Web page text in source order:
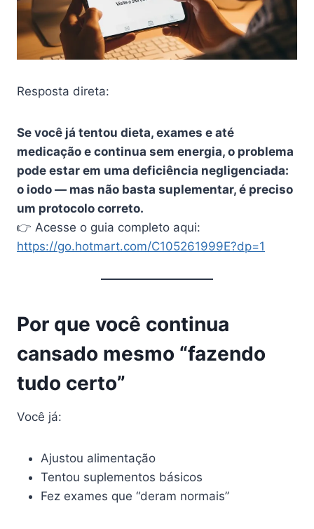
Resposta direta:
Se você já tentou dieta, exames e até
medicação e continua sem energia, o problema
pode estar em uma deficiência negligenciada:
o iodo — mas não basta suplementar, é preciso
um protocolo correto.
👉 Acesse o guia completo aqui:
https://go.hotmart.com/C105261999E?dp=1
Por que você continua
cansado mesmo “fazendo
tudo certo”
Você já:
Ajustou alimentação
Tentou suplementos básicos
Fez exames que “deram normais”